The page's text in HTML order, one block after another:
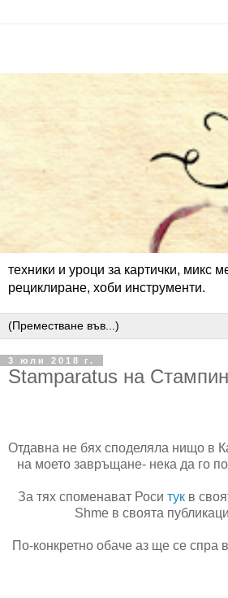
техники и уроци за картички, микс
рециклиране, хоби инструменти.
3 юли 2018 г.
Stamparatus на
Отдавна не бях споделяла нищо в
на моето завръщане- нека да го
За тях споменават Роси тукв
Shme в своята
По-конкретно обаче аз ще се спра